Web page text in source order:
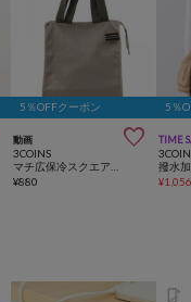
5％OFFクーポン
動画 
3COINS
¥880
5％
TIME
¥